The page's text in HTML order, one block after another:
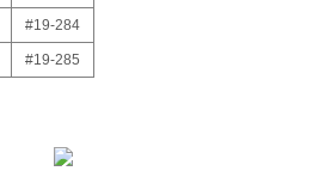
#19-284
#19-285